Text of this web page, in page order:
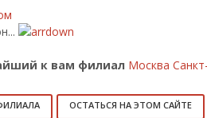
к вам филиал Москва
ОСТАТЬСЯ НА ЭТОМ САЙТЕ